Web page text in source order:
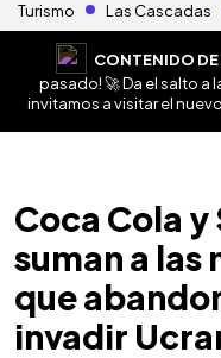
Turismo Las Cascadas
CONTENIDO
pasado! 🚀 Da el salto a
invitamos a visitar el
Coca Cola
suman a
que
invadir